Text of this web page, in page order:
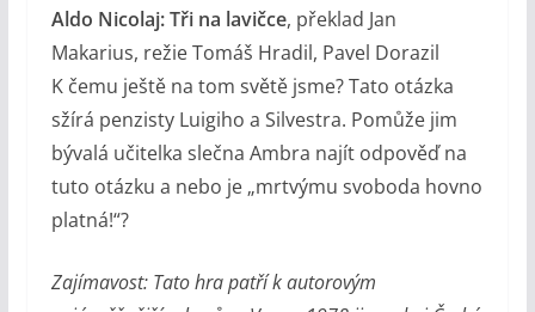
Aldo Nicolaj: Tři na lavičce, překlad Jan
Makarius, režie Tomáš Hradil, Pavel Dorazil
K čemu ještě na tom světě jsme? Tato otázka
sžírá penzisty Luigiho a Silvestra. Pomůže jim
bývalá učitelka slečna Ambra najít odpověď na
tuto otázku a nebo je „mrtvýmu svoboda hovno
platná!“?
Zajímavost: Tato hra patří k autorovým